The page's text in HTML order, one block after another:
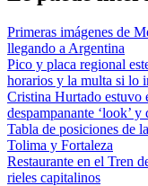
Primeras imágenes de
llegando a Argentina
Pico y placa regional
horarios y la multa si lo
Cristina Hurtado estuvo
despampanante ‘look’
Tabla de posiciones de
Tolima y Fortaleza
Restaurante en el Tren
rieles capitalinos